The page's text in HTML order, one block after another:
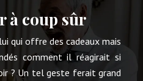
à coup sûr
qui offre des cadeaux mais
comment il réagirait si
? Un tel geste ferait grand